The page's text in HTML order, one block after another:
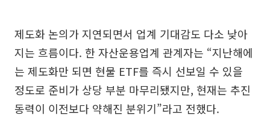
제도화 논의가 지연되면서 업계 기대감도 다소 낮아
지는 흐름이다. 한 자산운용업계 관계자는 “지난해에
는 제도화만 되면 현물 ETF를 즉시 선보일 수 있을
정도로 준비가 상당 부분 마무리됐지만, 현재는 추진
동력이 이전보다 약해진 분위기”라고 전했다.